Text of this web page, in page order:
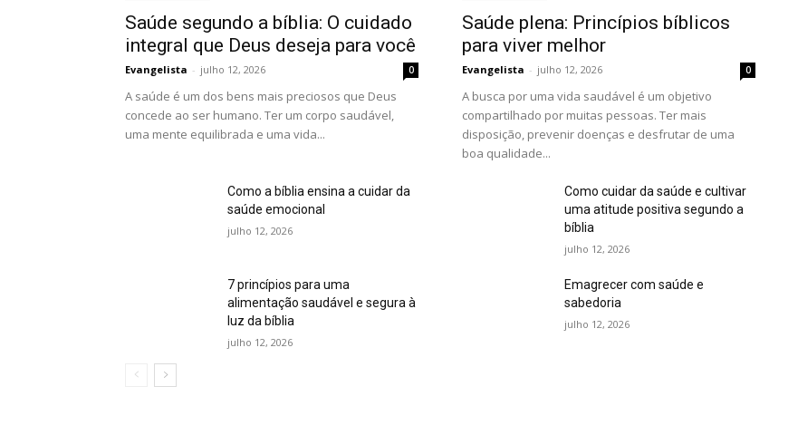
Saúde segundo a bíblia: O cuidado
integral que Deus deseja para você
Evangelista - julho 12, 2026 0
A saúde é um dos bens mais preciosos que Deus
concede ao ser humano. Ter um corpo saudável,
uma mente equilibrada e uma vida...
Saúde plena: Princípios bíblicos
para viver melhor
Evangelista - julho 12, 2026 0
A busca por uma vida saudável é um objetivo
compartilhado por muitas pessoas. Ter mais
disposição, prevenir doenças e desfrutar de uma
boa qualidade...
Como a bíblia ensina a cuidar da
saúde emocional
julho 12, 2026
Como cuidar da saúde e cultivar
uma atitude positiva segundo a
bíblia
julho 12, 2026
7 princípios para uma
alimentação saudável e segura à
luz da bíblia
julho 12, 2026
Emagrecer com saúde e
sabedoria
julho 12, 2026